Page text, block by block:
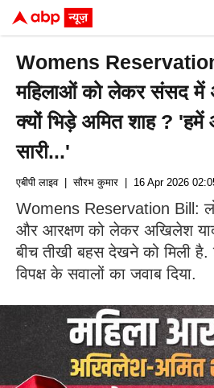
Womens
महिलाओं को लेकर संसद में
क्यों भिड़े अमित शाह ? 'हमें
सारी...'
एबीपी लाइव| सौरभ कुमार | 16 Apr 2026
Womens Reservation Bill:
और आरक्षण को लेकर अखिलेश
बीच तीखी बहस देखने को मिली है.
विपक्ष के सवालों का जवाब दिया.